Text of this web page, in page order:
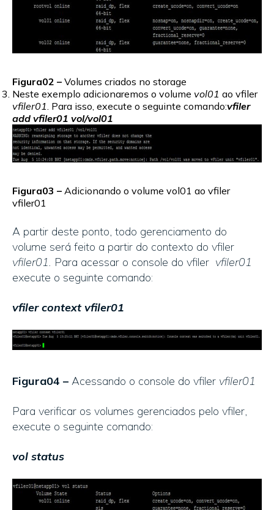
Figura02 – Volumes criados no storage
Neste exemplo adicionaremos o volume vol01 ao vfiler
vfiler01. Para isso, execute o seguinte comando:vfiler
add vfiler01 vol/vol01
Figura03 – Adicionando o volume vol01 ao vfiler
vfiler01
A partir deste ponto, todo gerenciamento do
volume será feito a partir do contexto do vfiler
vfiler01. Para acessar o console do vfiler vfiler01
execute o seguinte comando:
vfiler context vfiler01
Figura04 – Acessando o console do vfiler vfiler01
Para verificar os volumes gerenciados pelo vfiler,
execute o seguinte comando:
vol status